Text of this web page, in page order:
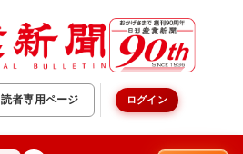
読者専用ページ ログイン